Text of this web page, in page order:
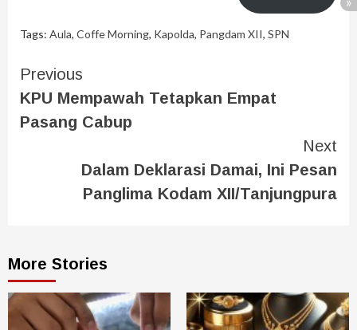
Tags: Aula, Coffe Morning, Kapolda, Pangdam XII, SPN
Previous
KPU Mempawah Tetapkan Empat
Pasang Cabup
Next
Dalam Deklarasi Damai, Ini Pesan
Panglima Kodam XII/Tanjungpura
More Stories